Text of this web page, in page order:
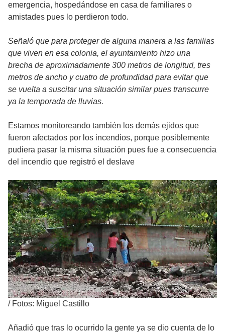
emergencia, hospedándose en casa de familiares o
amistades pues lo perdieron todo.
Señaló que para proteger de alguna manera a las familias
que viven en esa colonia, el ayuntamiento hizo una
brecha de aproximadamente 300 metros de longitud, tres
metros de ancho y cuatro de profundidad para evitar que
se vuelta a suscitar una situación similar pues transcurre
ya la temporada de lluvias.
Estamos monitoreando también los demás ejidos que
fueron afectados por los incendios, porque posiblemente
pudiera pasar la misma situación pues fue a consecuencia
del incendio que registró el deslave
/ Fotos: Miguel Castillo
Añadió que tras lo ocurrido la gente ya se dio cuenta de lo